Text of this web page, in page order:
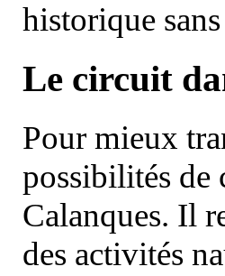
historique
Le circuit
Pour mieux
possibilités de
Calanques. Il
des activités